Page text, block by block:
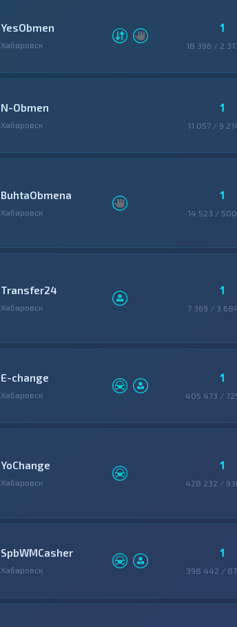
YesObmen
Хабаровск
1
18 396 / 2
N-Obmen
Хабаровск
1
11 057 / 9
BuhtaObmena
Хабаровск
1
14 523 /
Transfer24
Хабаровск
1
7 369 / 3
E-change
Хабаровск
1
405 473 /
YoChange
Хабаровск
1
428 232 /
SpbWMCasher
Хабаровск
1
398 442 /